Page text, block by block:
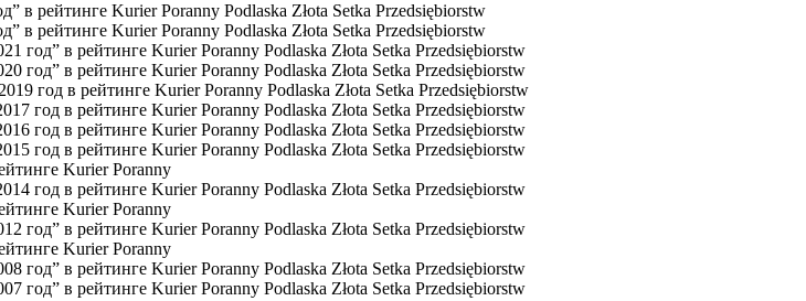
в рейтинге Kurier Poranny Podlaska Złota Setka Przedsiębiorstw
в рейтинге Kurier Poranny Podlaska Złota Setka Przedsiębiorstw
год” в рейтинге Kurier Poranny Podlaska Złota Setka Przedsiębiorstw
год” в рейтинге Kurier Poranny Podlaska Złota Setka Przedsiębiorstw
год в рейтинге Kurier Poranny Podlaska Złota Setka Przedsiębiorstw
год в рейтинге Kurier Poranny Podlaska Złota Setka Przedsiębiorstw
год в рейтинге Kurier Poranny Podlaska Złota Setka Przedsiębiorstw
год в рейтинге Kurier Poranny Podlaska Złota Setka Przedsiębiorstw
Kurier Poranny
год в рейтинге Kurier Poranny Podlaska Złota Setka Przedsiębiorstw
Kurier Poranny
год” в рейтинге Kurier Poranny Podlaska Złota Setka Przedsiębiorstw
Kurier Poranny
год” в рейтинге Kurier Poranny Podlaska Złota Setka Przedsiębiorstw
год” в рейтинге Kurier Poranny Podlaska Złota Setka Przedsiębiorstw